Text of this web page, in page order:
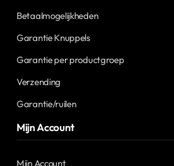
Betaalmogelijkheden
Garantie Knuppels
Garantie per productgroep
Verzending
Garantie/ruilen
Mijn Account
Mijn Account